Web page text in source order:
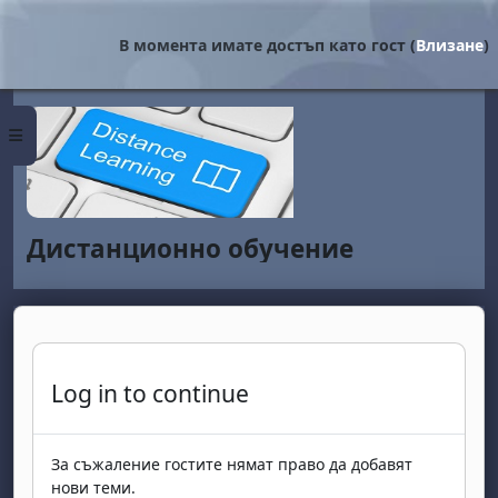
Страничен панел
В момента имате достъп като гост (Влизане)
Дистанционно обучение
Log in to continue
За съжаление гостите нямат право да добавят
нови теми.